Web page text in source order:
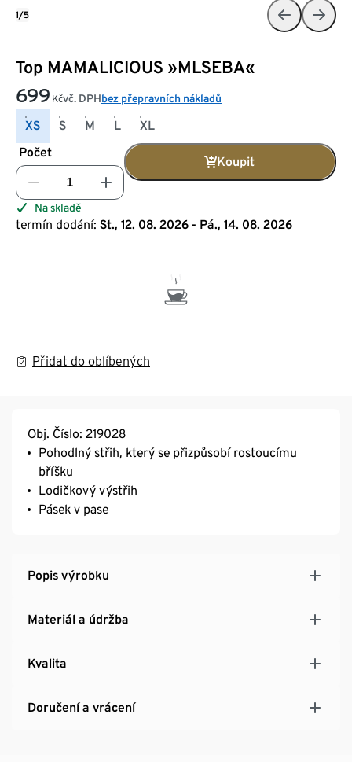
Top MAMALICIOUS »MLSEBA«
699 Kčvč. DPHbez přepravních nákladů
XS S M L
XL
Počet
Koupit
Na skladě
termín dodání: St., 12. 08. 2026 - Pá., 14. 08. 2026
Přidat do oblíbených
1/5
Obj. Číslo: 219028
Pohodlný střih, který se přizpůsobí rostoucímu
bříšku
Lodičkový výstřih
Pásek v pase
Popis výrobku
Materiál a údržba
Kvalita
Doručení a vrácení